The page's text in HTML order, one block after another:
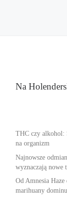
Na
THC czy alkohol:
na organizm
Najnowsze
wyznaczają nowe
Od Amnesia
marihuany